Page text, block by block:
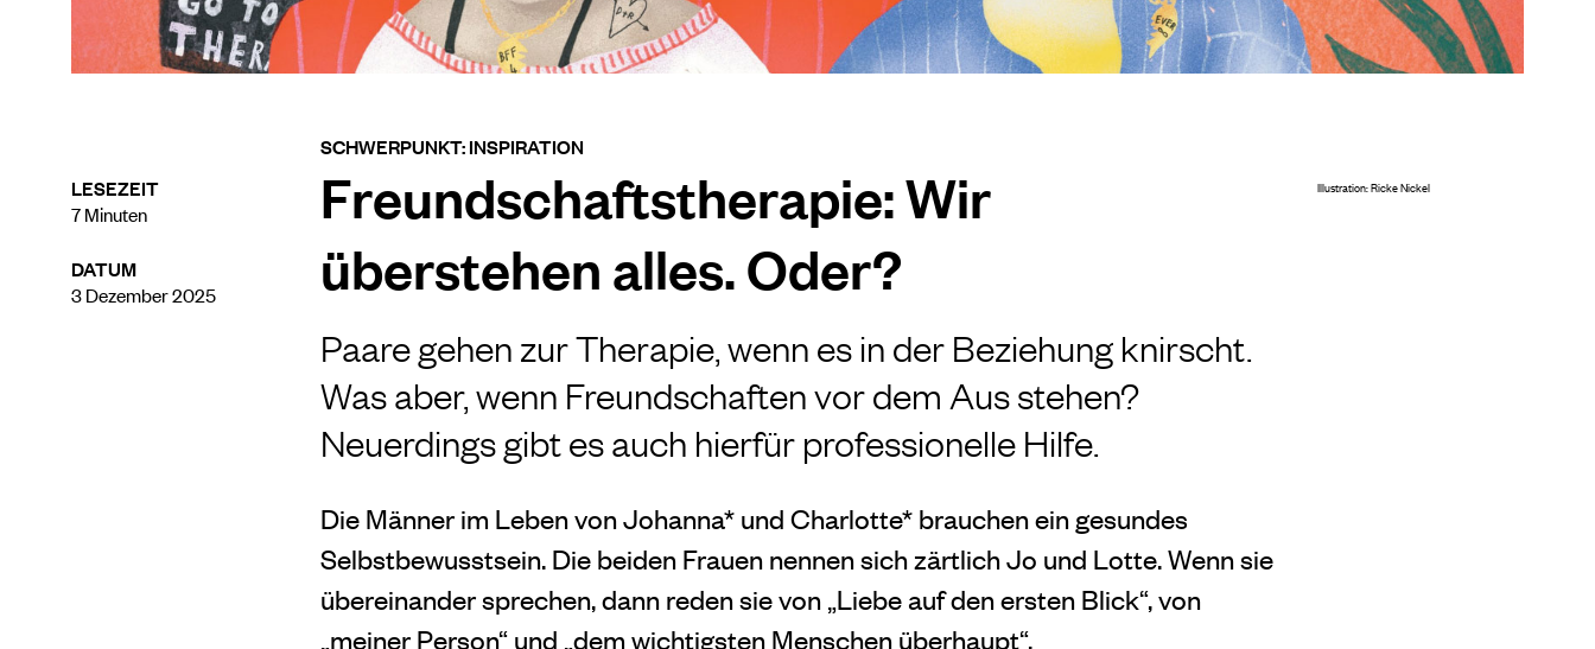
LESEZEIT
7Minuten
DATUM
3 Dezember 2025
SCHWERPUNKT: INSPIRATION
Freundschaftstherapie: Wir
überstehen alles. Oder?
Paare gehen zur Therapie, wenn es in der Beziehung knirscht.
Was aber, wenn Freundschaftenvor dem Aus stehen?
Neuerdings gibt es auch hierfür professionelle Hilfe.
Die Männer im Leben von Johanna* und Charlotte* brauchen ein gesundes
Selbstbewusstsein. Die beiden Frauen nennen sich zärtlich Jo und Lotte. Wenn sie
übereinander sprechen, dann reden sie von „Liebe auf den ersten Blick“, von
„meiner Person“ und „dem wichtigsten Menschen überhaupt“.
Illustration: Ricke Nickel